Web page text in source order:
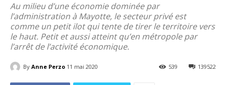
Au milieu d’une économie dominée par
l’administration à Mayotte, le secteur privé est
comme un petit ilot qui tente de tirer le territoire vers
le haut. Petit et aussi atteint qu’en métropole par
l’arrêt de l’activité économique.
By Anne Perzo 11 mai 2020 139522
539